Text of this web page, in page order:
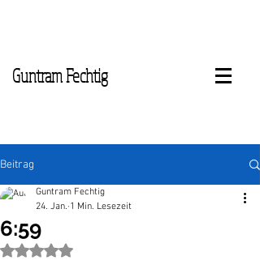
Guntram Fechtig
Beitrag
6:59
Guntram Fechtig
24. Jan. 1 Min. Lesezeit
Mit NaN von 5 Sternen bewertet.